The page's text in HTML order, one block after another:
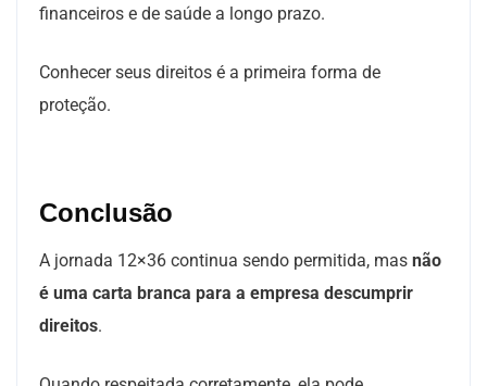
financeiros e de saúde a longo prazo.
Conhecer seus direitos é a primeira forma de
proteção.
Conclusão
A jornada 12×36 continua sendo permitida, mas não
é uma carta branca para a empresa descumprir
direitos.